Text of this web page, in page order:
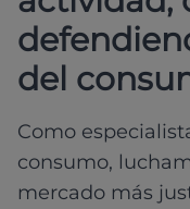
del
Como
consumo,
mercado más